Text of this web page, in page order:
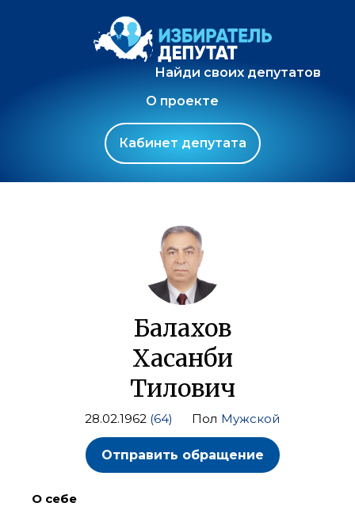
Найди своих депутатов
О проекте
Кабинет депутата
Балахов
Хасанби
Тилович
28.02.1962 (64) Пол Мужской
Отправить обращение
О себе